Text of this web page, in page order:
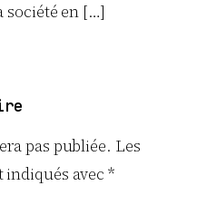
société en […]
pas publiée. Les
indiqués avec*